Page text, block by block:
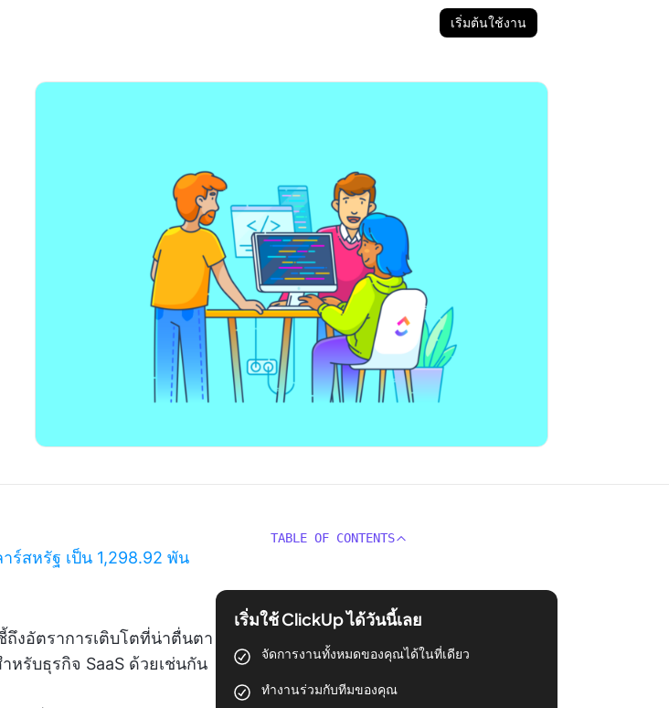
เริ่มต้นใช้งาน
ร์สหรัฐ เป็น 1,298.92 พัน
ถึงอัตราการเติบโตที่น่าตื่นตา
รับธุรกิจ SaaS ด้วยเช่นกัน
TABLE OF CONTENTS
เริ่มใช้ ClickUp ได้วันนี้เลย
จัดการงานทั้งหมดของคุณได้ในที่เดียว
ทำงานร่วมกับทีมของคุณ